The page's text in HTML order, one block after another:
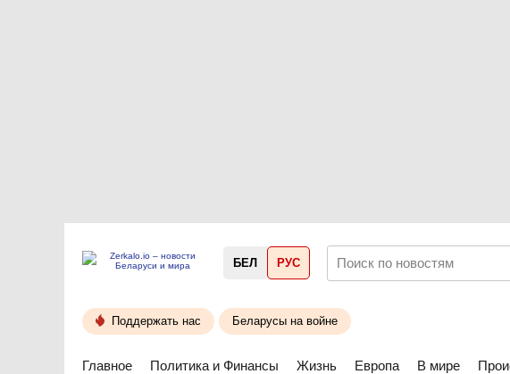
БЕЛ РУС
Поддержать нас Беларусы на войне
Главное Политика и Финансы Жизнь Европа В мире